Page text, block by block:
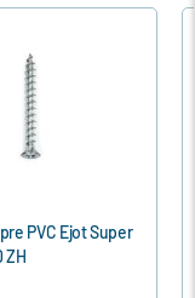
PVC Ejot Super
ZH